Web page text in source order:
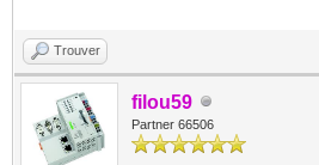
Trouver
filou59
Partner 66506